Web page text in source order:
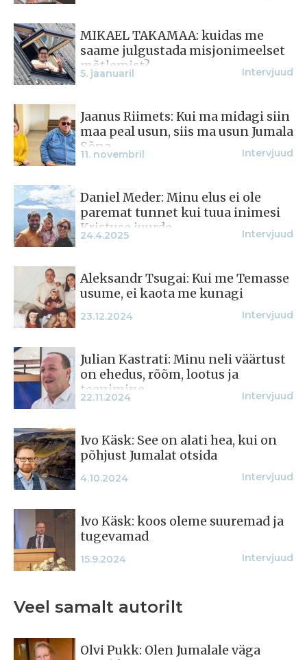
MIKAEL TAKAMAA: kuidas me
saame julgustada misjonimeelset
mõtlemist?
5. jaanuaril Intervjuud
Jaanus Riimets: Kui ma midagi siin
maa peal usun, siis ma usun Jumala
Sõna
11. novembril Intervjuud
Daniel Meder: Minu elus ei ole
paremat tunnet kui tuua inimesi
Kristuse juurde
24.4.2025 Intervjuud
Aleksandr Tsugai: Kui me Temasse
usume, ei kaota me kunagi
23.12.2024 Intervjuud
Julian Kastrati: Minu neli väärtust
on ehedus, rõõm, lootus ja
teenimine
22.11.2024 Intervjuud
Ivo Käsk: See on alati hea, kui on
põhjust Jumalat otsida
4.10.2024 Intervjuud
Ivo Käsk: koos oleme suuremad ja
tugevamad
15.9.2024 Intervjuud
Veel samalt autorilt
Olvi Pukk: Olen Jumalale väga